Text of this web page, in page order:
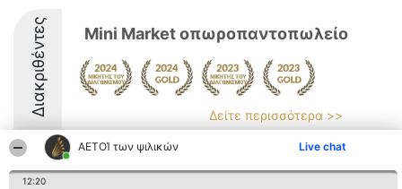
ΑΕΤΟΊ των ψιλικών Live chat
12:20
Διακριθέντες Mini Market οπωροπαντοπωλείο
Δείτε περισσότερα >>
9